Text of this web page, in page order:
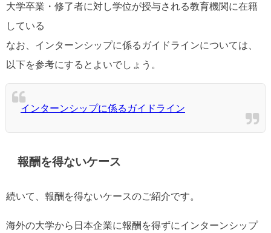
大学卒業・修了者に対し学位が授与される教育機関に在籍
している
なお、インターンシップに係るガイドラインについては、
以下を参考にするとよいでしょう。
インターンシップに係るガイドライン
報酬を得ないケース
続いて、報酬を得ないケースのご紹介です。
海外の大学から日本企業に報酬を得ずにインターンシップ